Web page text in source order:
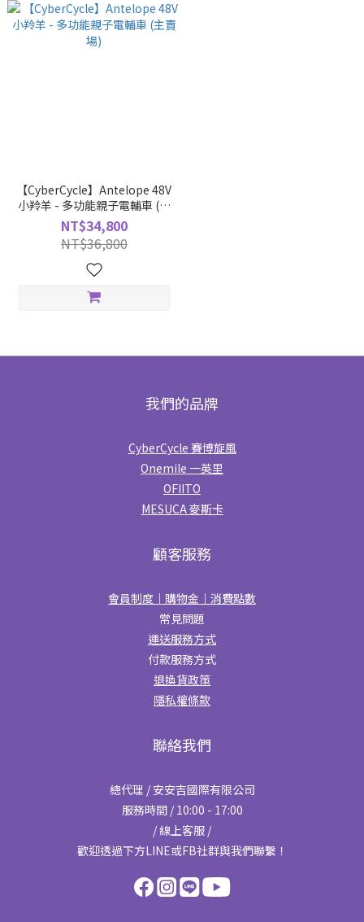
【CyberCycle】Antelope 48V
小羚羊 - 多功能親子電輔車 (主
賣場)
NT$34,800
NT$36,800
我們的品牌
CyberCycle 賽博旋風
Onemile 一英里
OFIITO
MESUCA 麥斯卡
顧客服務
會員制度｜購物金｜消費點數
常見問題
運送服務方式
付款服務方式
退換貨政策
隱私權條款
聯絡我們
總代理 / 安安吉國際有限公司
服務時間 / 10:00 - 17:00
/ 線上客服 /
歡迎透過下方LINE或FB社群與我們聯繫！